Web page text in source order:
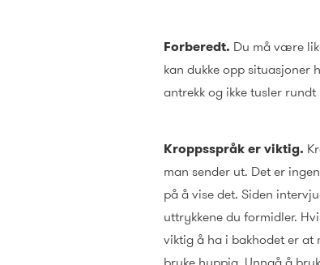
Forberedt. Du må være
kan dukke opp situasjoner
antrekk og ikke tusler rundt
Kroppsspråk er viktig.
man sender ut. Det er
på å vise det. Siden
uttrykkene du formidler.
viktig å ha i bakhodet er at